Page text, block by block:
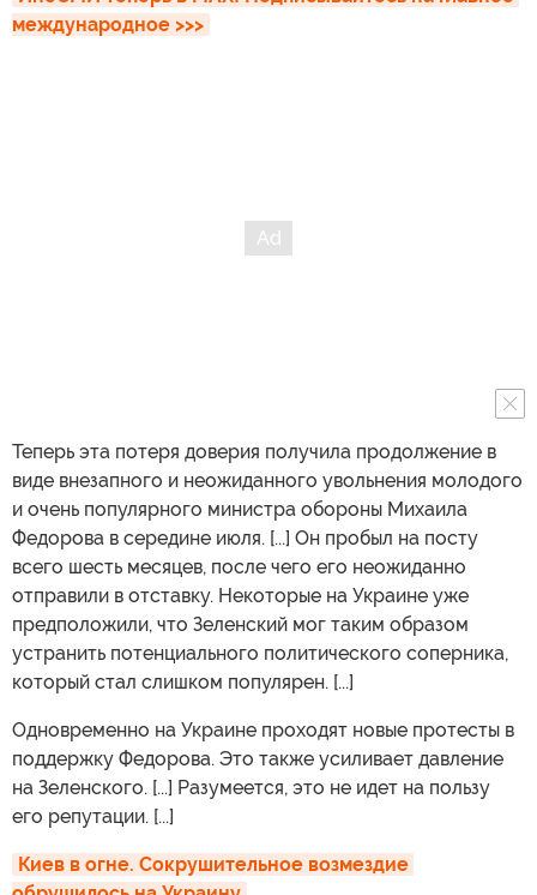
международное >>>
Теперь эта потеря доверия получила продолжение в
виде внезапного и неожиданного увольнения молодого
и очень популярного министра обороны Михаила
Федорова в середине июля. [...] Он пробыл на посту
всего шесть месяцев, после чего его неожиданно
отправили в отставку. Некоторые на Украине уже
предположили, что Зеленский мог таким образом
устранить потенциального политического соперника,
который стал слишком популярен. [...]
Одновременно на Украине проходят новые протесты в
поддержку Федорова. Это также усиливает давление
на Зеленского. [...] Разумеется, это не идет на пользу
его репутации. [...]
Киев в огне. Сокрушительное возмездие